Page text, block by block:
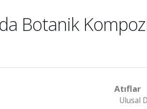
Botanik
Atıflar
Ulusal